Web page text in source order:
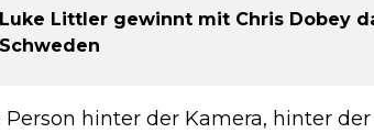
Luke Littler gewinnt mit Chris Dobey
Schweden
Person hinter der Kamera, hinter